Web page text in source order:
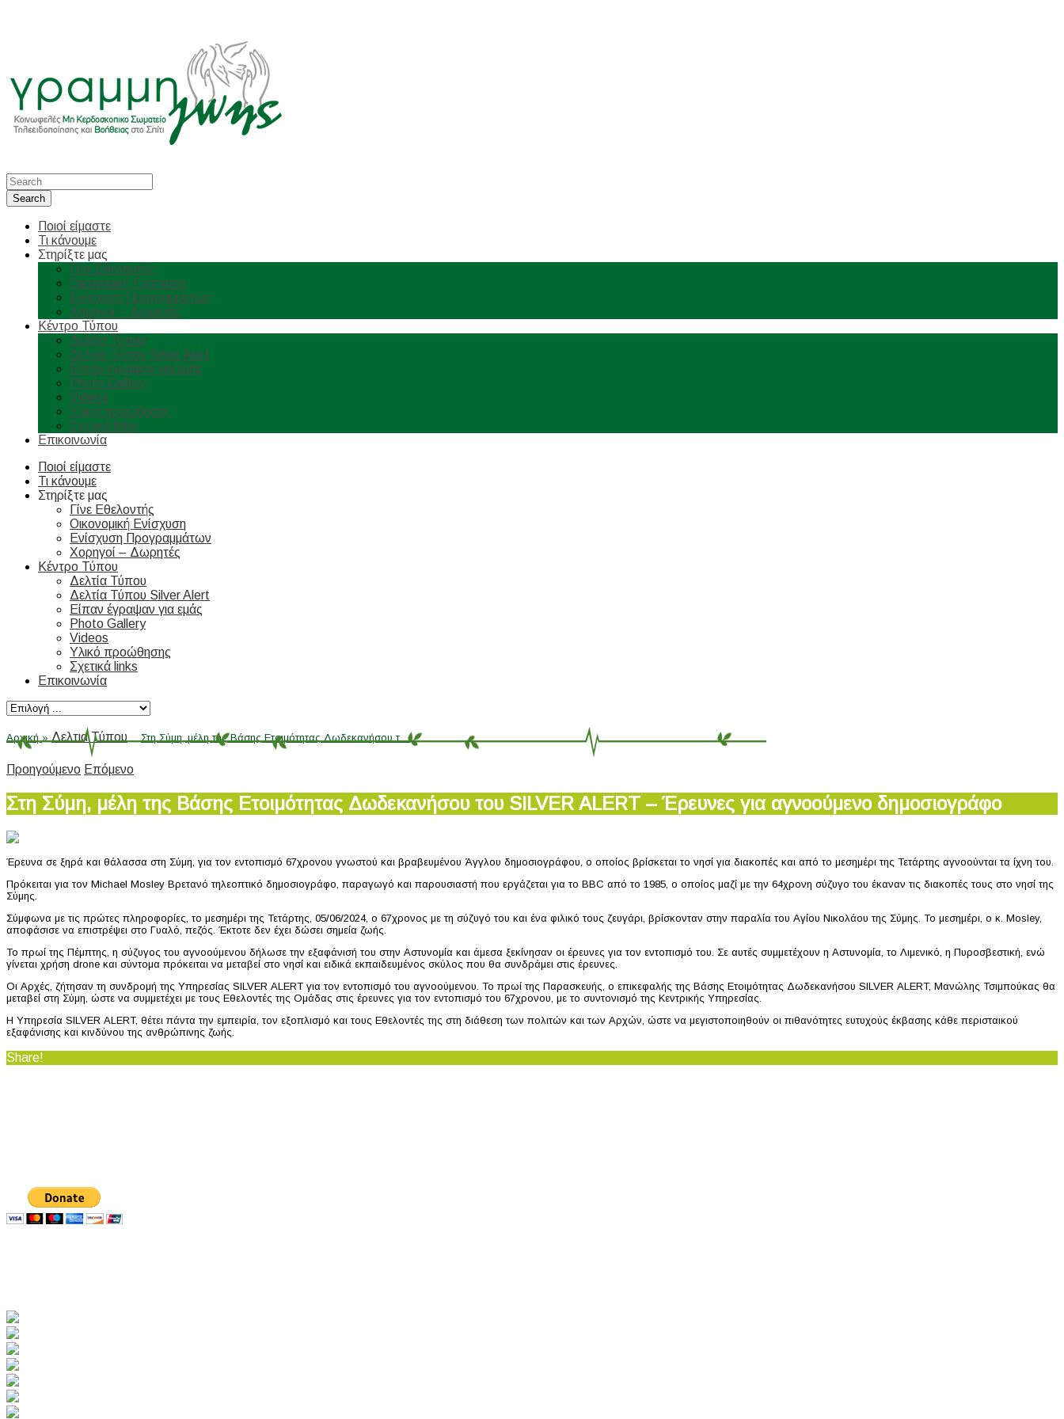
Ποιοί είμαστε
Τι κάνουμε
Στηρίξτε μας
Γίνε Εθελοντής
Οικονομική Ενίσχυση
Ενίσχυση Προγραμμάτων
Χορηγοί – Δωρητές
Κέντρο Τύπου
Δελτία Τύπου
Δελτία Τύπου Silver Alert
Είπαν έγραψαν για εμάς
Photo Gallery
Videos
Υλικό προώθησης
Σχετικά links
Επικοινωνία
Ποιοί είμαστε
Τι κάνουμε
Στηρίξτε μας
Γίνε Εθελοντής
Οικονομική Ενίσχυση
Ενίσχυση Προγραμμάτων
Χορηγοί – Δωρητές
Κέντρο Τύπου
Δελτία Τύπου
Δελτία Τύπου Silver Alert
Είπαν έγραψαν για εμάς
Photo Gallery
Videos
Υλικό προώθησης
Σχετικά links
Επικοινωνία
Αρχική » Δελτια Τύπου Στη Σύμη, μέλη της Βάσης Ετοιμότητας Δωδεκανήσου τ ...
Προηγούμενο Επόμενο
Στη Σύμη, μέλη της Βάσης Ετοιμότητας Δωδεκανήσου του SILVER ALERT – Έρευνες για αγνοούμενο δημοσιογράφο
Έρευνα σε ξηρά και θάλασσα στη Σύμη, για τον εντοπισμό 67χρονου γνωστού και βραβευμένου Άγγλου δημοσιογράφου, ο οποίος βρίσκεται το νησί για διακοπές και από το μεσημέρι της Τετάρτης αγνοούνται τα ίχνη του.
Πρόκειται για τον Michael Mosley Βρετανό τηλεοπτικό δημοσιογράφο, παραγωγό και παρουσιαστή που εργάζεται για το BBC από το 1985, ο οποίος μαζί με την 64χρονη σύζυγο του έκαναν τις διακοπές τους στο νησί της
Σύμης.
Σύμφωνα με τις πρώτες πληροφορίες, το μεσημέρι της Τετάρτης, 05/06/2024, ο 67χρονος με τη σύζυγό του και ένα φιλικό τους ζευγάρι, βρίσκονταν στην παραλία του Αγίου Νικολάου της Σύμης. Το μεσημέρι, ο κ. Mosley,
αποφάσισε να επιστρέψει στο Γυαλό, πεζός. Έκτοτε δεν έχει δώσει σημεία ζωής.
Το πρωί της Πέμπτης, η σύζυγος του αγνοούμενου δήλωσε την εξαφάνισή του στην Αστυνομία και άμεσα ξεκίνησαν οι έρευνες για τον εντοπισμό του. Σε αυτές συμμετέχουν η Αστυνομία, το Λιμενικό, η Πυροσβεστική, ενώ
γίνεται χρήση drone και σύντομα πρόκειται να μεταβεί στο νησί και ειδικά εκπαιδευμένος σκύλος που θα συνδράμει στις έρευνες.
Οι Αρχές, ζήτησαν τη συνδρομή της Υπηρεσίας SILVER ALERT για τον εντοπισμό του αγνοούμενου. Το πρωί της Παρασκευής, ο επικεφαλής της Βάσης Ετοιμότητας Δωδεκανήσου SILVER ALERT, Μανώλης Τσιμπούκας θα
μεταβεί στη Σύμη, ώστε να συμμετέχει με τους Εθελοντές της Ομάδας στις έρευνες για τον εντοπισμό του 67χρονου, με το συντονισμό της Κεντρικής Υπηρεσίας.
Η Υπηρεσία SILVER ALERT, θέτει πάντα την εμπειρία, τον εξοπλισμό και τους Εθελοντές της στη διάθεση των πολιτών και των Αρχών, ώστε να μεγιστοποιηθούν οι πιθανότητες ευτυχούς έκβασης κάθε περισταικού
εξαφάνισης και κινδύνου της ανθρώπινης ζωής.
Share!